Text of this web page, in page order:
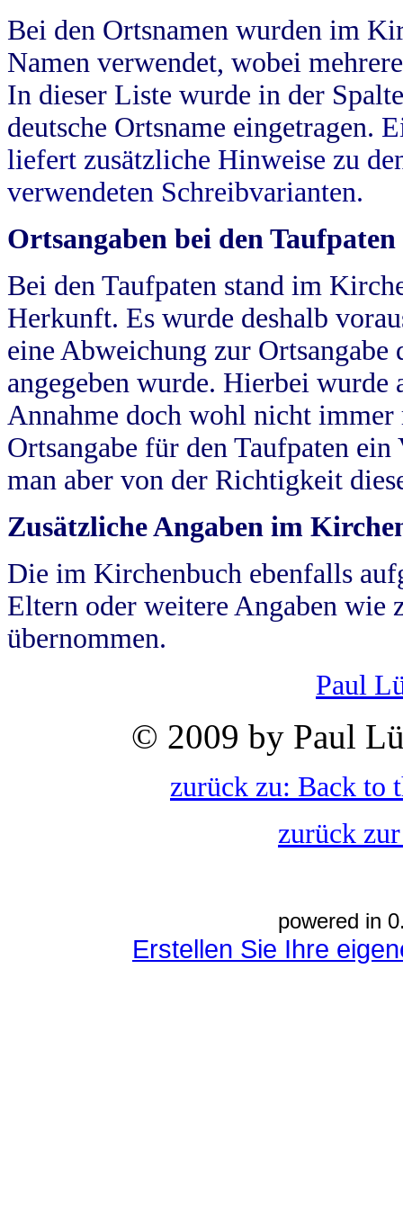
Bei den Ortsnamen wurden im
Namen verwendet, wobei
In dieser Liste wurde in der
deutsche Ortsname eingetragen.
liefert zusätzliche Hinweise zu
verwendeten Schreibvarianten.
Ortsangaben bei den Taufpaten
Bei den Taufpaten stand im
Herkunft. Es wurde deshalb
eine Abweichung zur
angegeben wurde. Hierbei wurde
Annahme doch wohl nicht
Ortsangabe für den Taufpaten
man aber von der Richtigkeit
Zusätzliche Angaben im
Die im Kirchenbuch ebenfalls
Eltern oder weitere Angaben wie
übernommen.
Paul
© 2009 by Paul
zurück zu: Back to
zurück
powered in
Erstellen Sie Ihre